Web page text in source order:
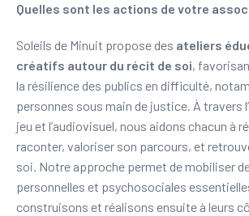
Quelles sont les actions de votre
Soleils de Minuit propose des ateliers
créatifs autour du récit de soi,
la résilience des publics en difficulté,
personnes sous main de justice. À travers
jeu et l’audiovisuel, nous aidons chacun à
raconter, valoriser son parcours, et
soi. Notre approche permet de mobiliser
personnelles et psychosociales
construisons et réalisons ensuite à leurs